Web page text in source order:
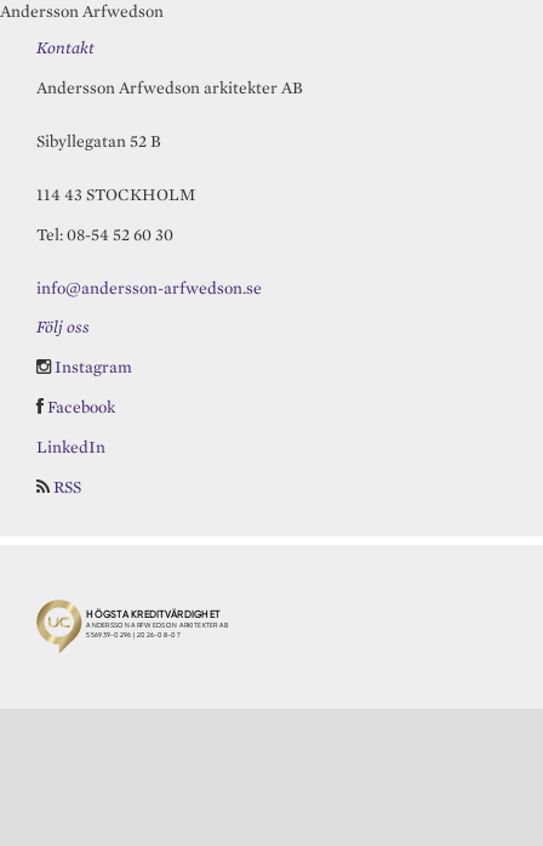
Andersson Arfwedson
Kontakt
Andersson Arfwedson arkitekter AB
Sibyllegatan 52 B
114 43 STOCKHOLM
Tel: 08-54 52 60 30
info@andersson-arfwedson.se
Följ oss
Instagram
Facebook
LinkedIn
RSS